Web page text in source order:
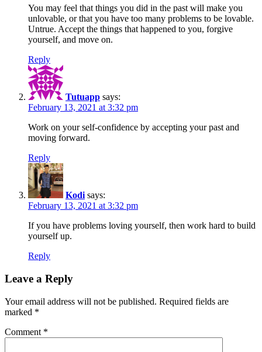
You may feel that things you did in the past will make you
unlovable, or that you have too many problems to be lovable.
Untrue. Accept the things that happened to you, forgive
yourself, and move on.
Reply
Tutuapp says:
February 13, 2021 at 3:32 pm
Work on your self-confidence by accepting your past and
moving forward.
Reply
Kodi says:
February 13, 2021 at 3:32 pm
If you have problems loving yourself, then work hard to build
yourself up.
Reply
Leave a Reply
Your email address will not be published. Required fields are
marked *
Comment *